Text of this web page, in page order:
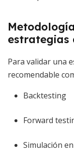
estrategias
Para validar una
recomendable
Backtesting
Forward
Simulación